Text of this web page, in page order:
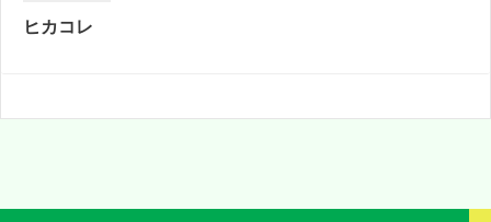
ヒカコレ